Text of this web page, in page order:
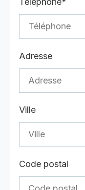
Adresse
Ville
Code postal